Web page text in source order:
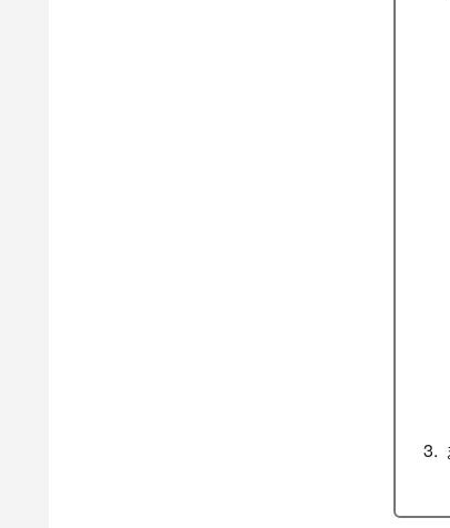
今回紹介するのは2021年11月時点にお
Premium Passの2つを購入して手に入